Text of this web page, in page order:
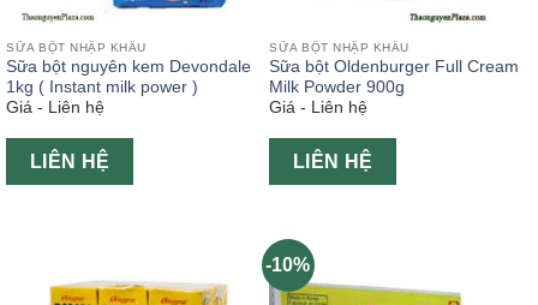
SỮA BỘT NHẬP KHẨU
Sữa bột nguyên kem Devondale
1kg ( Instant milk power )
Giá - Liên hệ
LIÊN HỆ
SỮA BỘT NHẬP KHẨU
Sữa bột Oldenburger Full Cream
Milk Powder 900g
Giá - Liên hệ
LIÊN HỆ
-10%